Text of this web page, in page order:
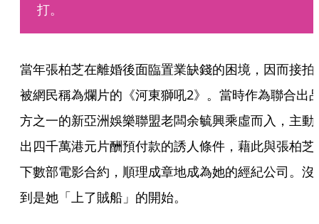
打。
當年張柏芝在離婚後面臨置業缺錢的困境，因而接拍
被網民稱為爛片的《河東獅吼2》。當時作為聯合出
方之一的新亞洲娛樂聯盟老闆余毓興乘虛而入，主動
出四千萬港元片酬預付款的誘人條件，藉此與張柏芝
下數部電影合約，順理成章地成為她的經紀公司。沒
到是她「上了賊船」的開始。